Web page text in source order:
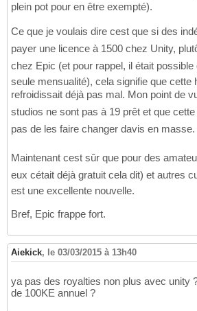
plein pot pour en être exempté).
Ce que je voulais dire cest que si des
payer une licence à 1500 chez Unity,
chez Epic (et pour rappel, il était possible
seule mensualité), cela signifie que cette
refroidissait déjà pas mal. Mon point de
studios ne sont pas à 19 prêt et que
pas de les faire changer davis en masse.
Maintenant cest sûr que pour des
eux cétait déjà gratuit cela dit) et autres
est une excellente nouvelle.
Bref, Epic frappe fort.
Aiekick, le 03/03/2015 à 13h40
ya pas des royalties non plus avec unity
de 100KE annuel ?